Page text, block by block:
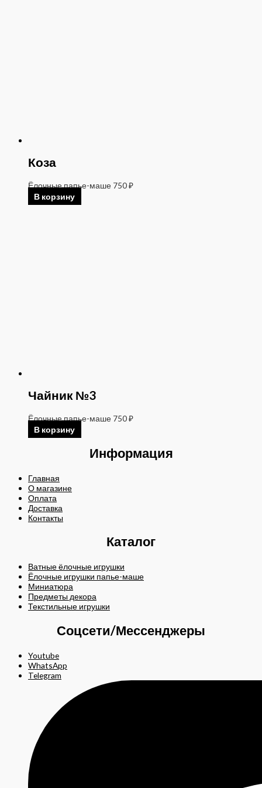
Коза
Ёлочные папье-маше 750₽
В корзину
Чайник №3
Ёлочные папье-маше 750₽
В корзину
Информация
Главная
О магазине
Оплата
Доставка
Контакты
Каталог
Ватные ёлочные игрушки
Ёлочные игрушки папье-маше
Миниатюра
Предметы декора
Текстильные игрушки
Соцсети/Мессенджеры
Youtube
WhatsApp
Telegram